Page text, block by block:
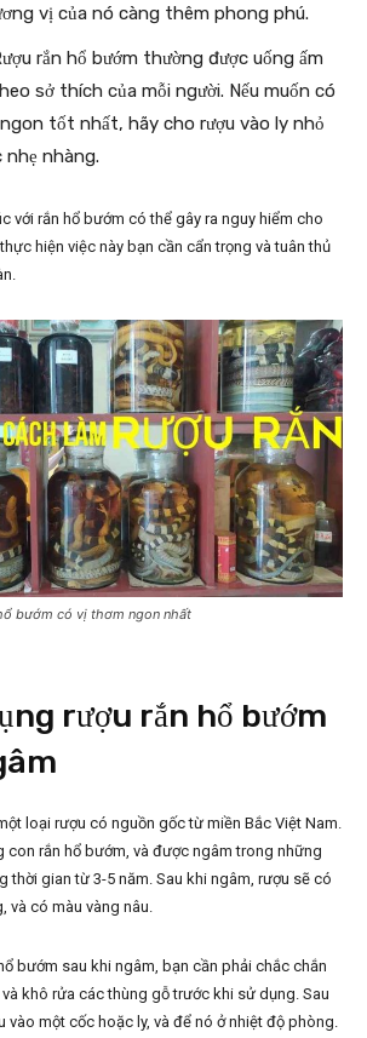
vị của nó càng thêm phong phú.
rắn hổ bướm thường được uống ấm
sở thích của mỗi người. Nếu muốn có
tốt nhất, hãy cho rượu vào ly nhỏ
nhàng.
với rắn hổ bướm có thể gây ra nguy hiểm cho
hiện việc này bạn cần cẩn trọng và tuân thủ
bướm có vị thơm ngon nhất
rượu rắn hổ bướm
loại rượu có nguồn gốc từ miền Bắc Việt Nam.
con rắn hổ bướm, và được ngâm trong những
thời gian từ 3-5 năm. Sau khi ngâm, rượu sẽ có
và có màu vàng nâu.
bướm sau khi ngâm, bạn cần phải chắc chắn
khô rửa các thùng gỗ trước khi sử dụng. Sau
vào một cốc hoặc ly, và để nó ở nhiệt độ phòng.